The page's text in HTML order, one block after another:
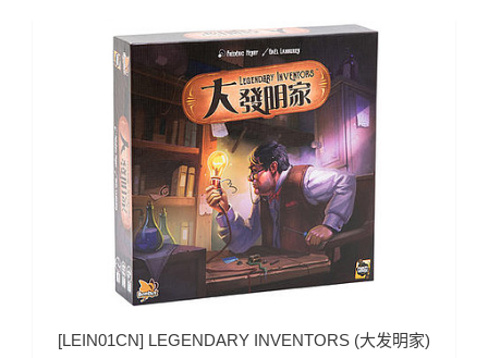
[LEIN01CN] LEGENDARY INVENTORS (大发明家)